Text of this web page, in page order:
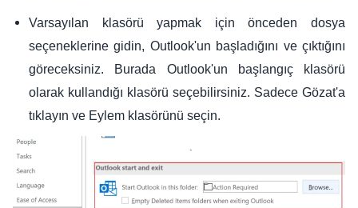
Varsayılan klasörü yapmak için önceden dosya
seçeneklerine gidin, Outlook'un başladığını ve çıktığını
göreceksiniz. Burada Outlook'un başlangıç ​​klasörü
olarak kullandığı klasörü seçebilirsiniz. Sadece Gözat'a
tıklayın ve Eylem klasörünü seçin.